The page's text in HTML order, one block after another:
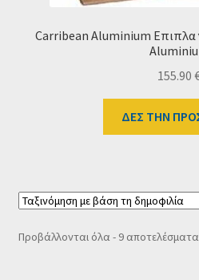
Carribean Aluminium Επιπλα
155.90
ΔΕΣ ΤΗΝ
Προβάλλονται όλα - 9 αποτελέσματα